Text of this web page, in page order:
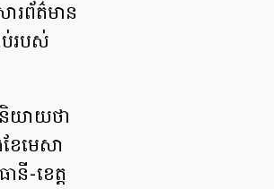
រព័ត៌មាន​
ប់​របស់​
និយាយថា​
ែមេសា
នី​-ខេត្ដ​